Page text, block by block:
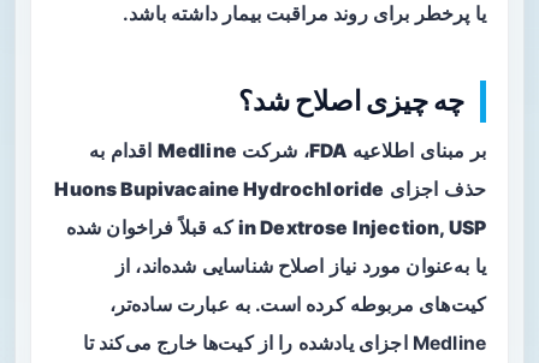
یا پرخطر برای روند مراقبت بیمار داشته باشد.
چه چیزی اصلاح شد؟
بر مبنای اطلاعیه FDA، شرکت Medline اقدام به
حذف اجزای Huons Bupivacaine Hydrochloride
in Dextrose Injection, USPکه قبلاً فراخوان شده
یا به‌عنوان مورد نیاز اصلاح شناسایی شده‌اند، از
کیت‌های مربوطه کرده است. به عبارت ساده‌تر،
Medline اجزای یادشده را از کیت‌ها خارج می‌کند تا